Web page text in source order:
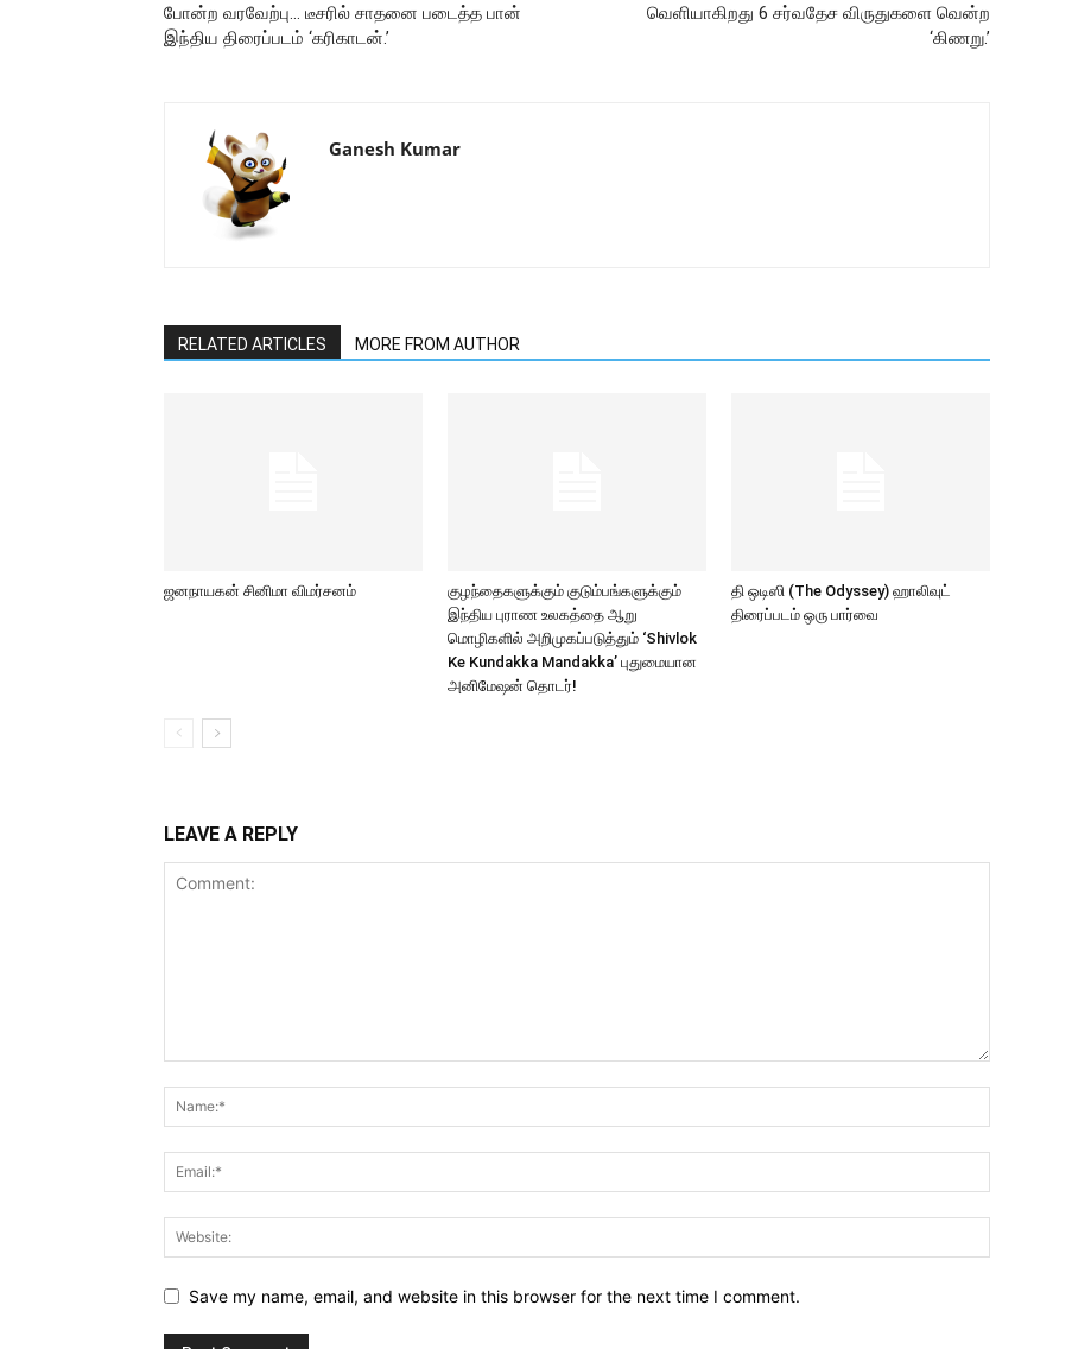
போன்ற வரவேற்பு… டீசரில் சாதனை படைத்த பான்
இந்திய திரைப்படம் ‘கரிகாடன்.’
வெளியாகிறது 6 சர்வதேச விருதுகளை வென்ற
‘கிணறு.’
Ganesh Kumar
RELATED ARTICLES MORE FROM AUTHOR
ஜனநாயகன் சினிமா விமர்சனம்
குழந்தைகளுக்கும் குடும்பங்களுக்கும்
இந்திய புராண உலகத்தை ஆறு
மொழிகளில் அறிமுகப்படுத்தும் ‘Shivlok
Ke Kundakka Mandakka’ புதுமையான
அனிமேஷன் தொடர்!
தி ஒடிஸி (The Odyssey) ஹாலிவுட்
திரைப்படம் ஒரு பார்வை
LEAVE A REPLY
Save my name, email, and website in this browser for the next time I comment.